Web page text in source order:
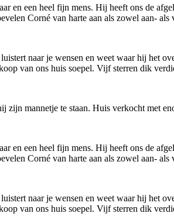
en een heel fijn mens. Hij heeft ons de
Corné van harte aan als zowel aan- als
naar je wensen en weet waar hij het
van ons huis soepel. Vijf sterren dik
zijn mannetje te staan. Huis verkocht met
en een heel fijn mens. Hij heeft ons de
Corné van harte aan als zowel aan- als
naar je wensen en weet waar hij het
van ons huis soepel. Vijf sterren dik